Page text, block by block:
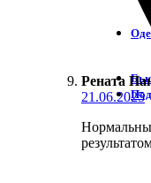
Рената
21.06.2025